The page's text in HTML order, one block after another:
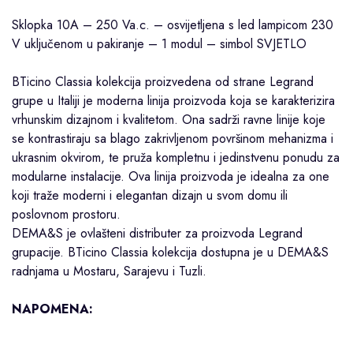
Sklopka 10A – 250 Va.c. – osvijetljena s led lampicom 230
V uključenom u pakiranje – 1 modul – simbol SVJETLO
BTicino Classia kolekcija proizvedena od strane Legrand
grupe u Italiji je moderna linija proizvoda koja se karakterizira
vrhunskim dizajnom i kvalitetom. Ona sadrži ravne linije koje
se kontrastiraju sa blago zakrivljenom površinom mehanizma i
ukrasnim okvirom, te pruža kompletnu i jedinstvenu ponudu za
modularne instalacije. Ova linija proizvoda je idealna za one
koji traže moderni i elegantan dizajn u svom domu ili
poslovnom prostoru.
DEMA&S je ovlašteni distributer za proizvoda Legrand
grupacije. BTicino Classia kolekcija dostupna je u DEMA&S
radnjama u Mostaru, Sarajevu i Tuzli.
NAPOMENA: